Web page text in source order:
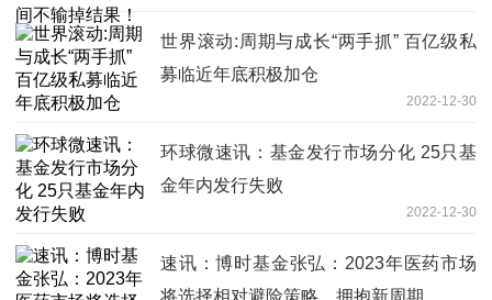
世界滚动:周期与成长“两手抓” 百亿级私
募临近年底积极加仓
2022-12-30
环球微速讯：基金发行市场分化 25只基
金年内发行失败
2022-12-30
速讯：博时基金张弘：2023年医药市场
将选择相对避险策略，拥抱新周期